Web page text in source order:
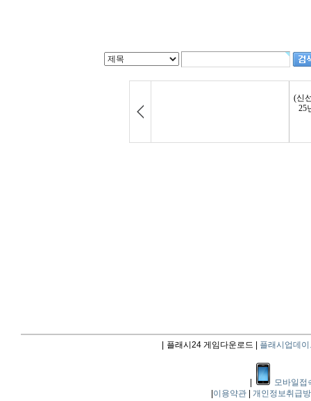
플래시24 게임다운로드 | 플래시업데이
모바일접
이용약관
개인정보취급